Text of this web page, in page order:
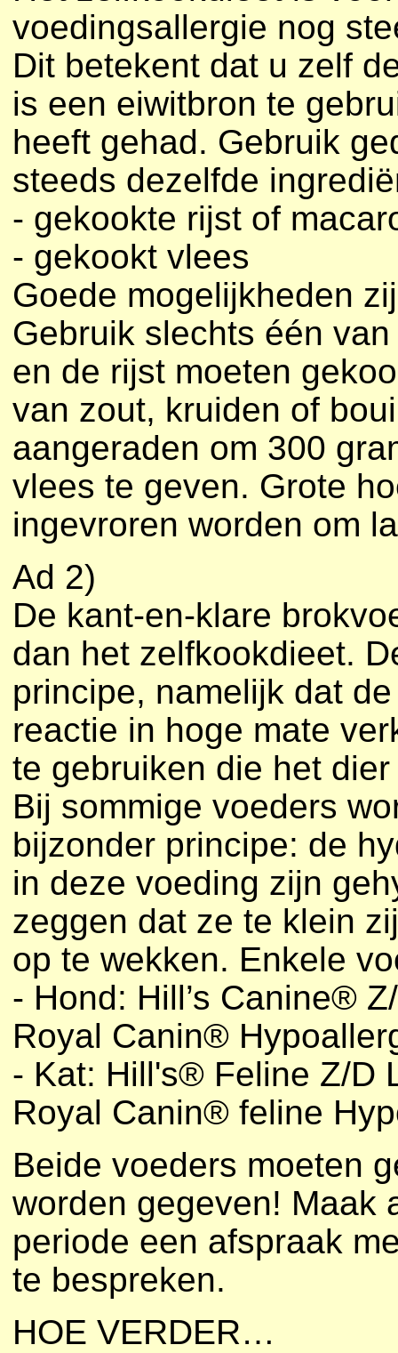
voedingsallergie nog
Dit betekent dat u zelf
is een eiwitbron te
heeft gehad. Gebruik
steeds dezelfde
- gekookte rijst of
- gekookt vlees
Goede mogelijkheden
Gebruik slechts één
en de rijst moeten
van zout, kruiden of
aangeraden om 300
vlees te geven. Grote
ingevroren worden om
Ad 2)
De kant-en-klare
dan het zelfkookdieet.
principe, namelijk dat
reactie in hoge mate
te gebruiken die het
Bij sommige voeders
bijzonder principe: de
in deze voeding zijn
zeggen dat ze te klein
op te wekken. Enkele
- Hond: Hill’s Canine®
Royal Canin®
- Kat: Hill's® Feline Z/D
Royal Canin® feline
Beide voeders moeten
worden gegeven! Maak
periode een afspraak
te bespreken.
HOE VERDER…